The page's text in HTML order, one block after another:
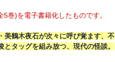
巻)を電子書籍化したものです。
美鶴木夜石が次々に呼び覚ます、不
タッグを組み放つ、現代の怪談。